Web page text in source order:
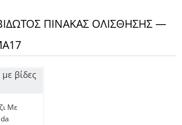
ΠΊΝΑΚΑΣ ΟΛΊΣΘΗΣΗΣ —
Με